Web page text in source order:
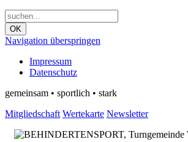
OK
Navigation überspringen
Impressum
Datenschutz
gemeinsam • sportlich • stark
Mitgliedschaft Wertekarte Newsletter